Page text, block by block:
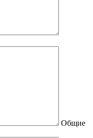
Общие